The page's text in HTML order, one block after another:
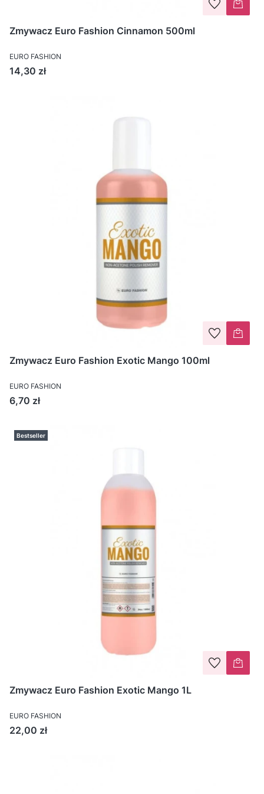
Zmywacz Euro Fashion Cinnamon 500ml
EURO FASHION
Cena
14,30 zł
Zmywacz Euro Fashion Exotic Mango 100ml
EURO FASHION
Cena
6,70 zł
Bestseller
Zmywacz Euro Fashion Exotic Mango 1L
EURO FASHION
Cena
22,00 zł